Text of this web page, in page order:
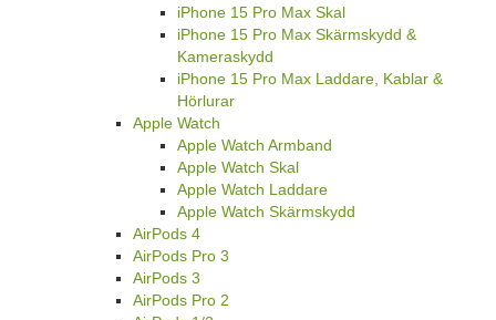
iPhone 15 Pro Max Skal
iPhone 15 Pro Max Skärmskydd &
Kameraskydd
iPhone 15 Pro Max Laddare, Kablar &
Hörlurar
Apple Watch
Apple Watch Armband
Apple Watch Skal
Apple Watch Laddare
Apple Watch Skärmskydd
AirPods 4
AirPods Pro 3
AirPods 3
AirPods Pro 2